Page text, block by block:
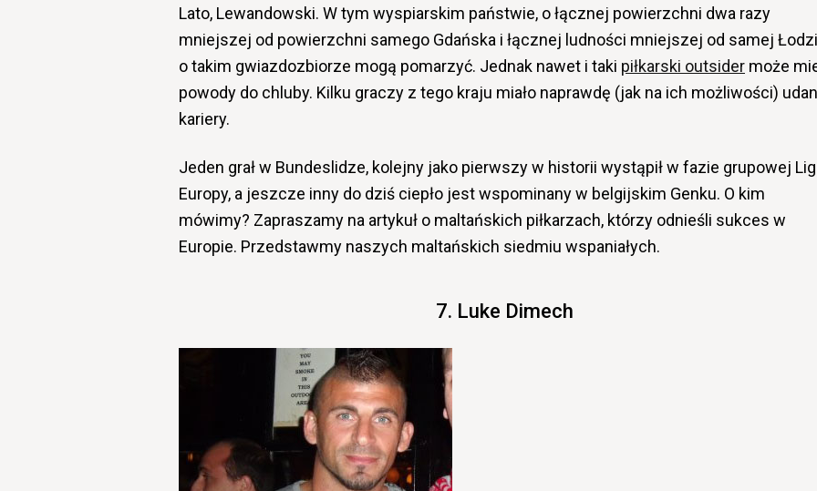
Lato, Lewandowski. W tym wyspiarskim państwie, o łącznej powierzchni dwa razy
mniejszej od powierzchni samego Gdańska i łącznej ludności mniejszej od samej
o takim gwiazdozbiorze mogą pomarzyć. Jednak nawet i taki piłkarski outsider może
powody do chluby. Kilku graczy z tego kraju miało naprawdę (jak na ich możliwości)
kariery.
Jeden grał w Bundeslidze, kolejny jako pierwszy w historii wystąpił w fazie grupowej
Europy, a jeszcze inny do dziś ciepło jest wspominany w belgijskim Genku. O kim
mówimy? Zapraszamy na artykuł o maltańskich piłkarzach, którzy odnieśli sukces w
Europie. Przedstawmy naszych maltańskich siedmiu wspaniałych.
7. Luke Dimech